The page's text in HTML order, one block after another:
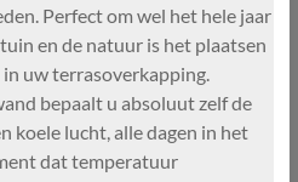
Perfect om wel het hele jaar
en de natuur is het plaatsen
uw terrasoverkapping.
bepaalt u absoluut zelf de
koele lucht, alle dagen in het
dat temperatuur